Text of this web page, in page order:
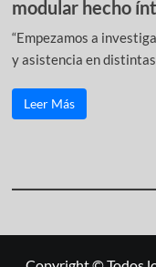
modular hecho
“Empezamos a
y asistencia en
Leer Más